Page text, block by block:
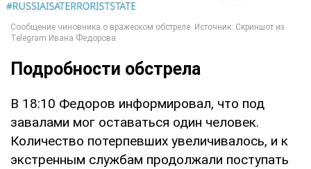
Подробности обстрела
В 18:10 Федоров информировал, что под
завалами мог оставаться один человек.
Количество потерпевших увеличивалось, и к
экстренным службам продолжали поступать